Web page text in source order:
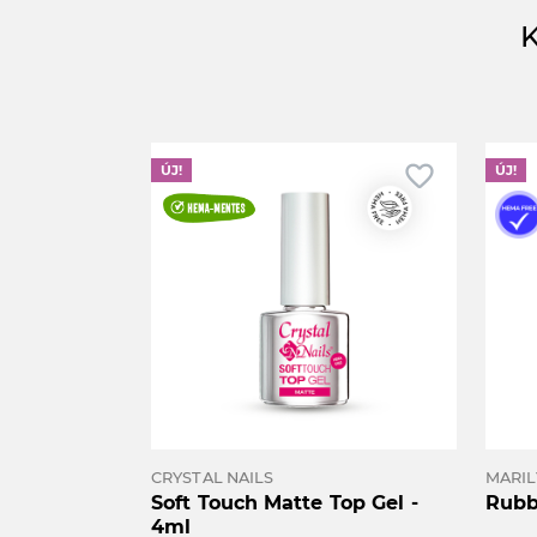
favorite_border
ÚJ!
CRYSTAL NAILS
Soft Touch Matte Top Gel -
4ml
ÚJ!